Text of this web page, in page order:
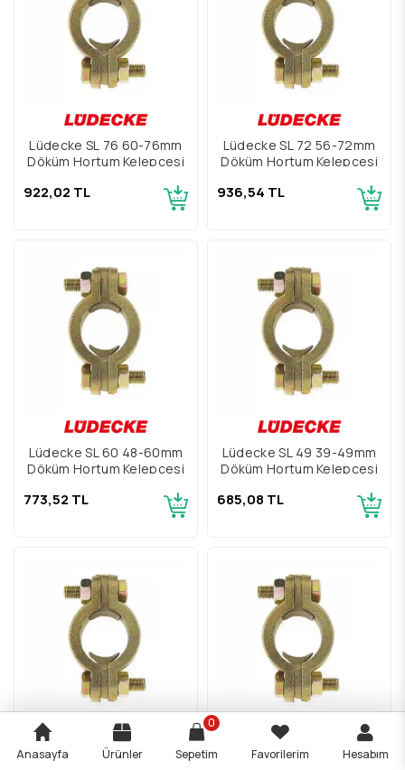
Lüdecke SL 76 60-76mm
Döküm Hortum Kelepçesi
922,02 TL
Lüdecke SL 72 56-72mm
Döküm Hortum Kelepçesi
936,54 TL
Lüdecke SL 60 48-60mm
Döküm Hortum Kelepçesi
773,52 TL
Lüdecke SL 49 39-49mm
Döküm Hortum Kelepçesi
685,08 TL
Lüdecke SL 40 32-40mm
Lüdecke SL 34 28-34mm
Anasayfa Ürünler Sepetim
0
Favorilerim Hesabım